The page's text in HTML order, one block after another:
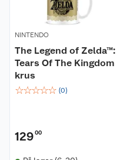
NINTENDO
The Legend of Zelda™:
Tears Of The Kingdom
krus
☆☆☆☆☆ (0)
12900